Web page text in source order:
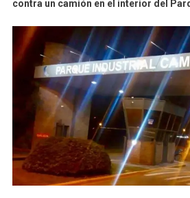
contra un camión en el interior del